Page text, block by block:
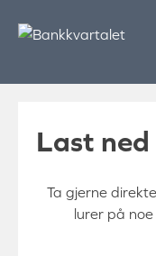
Last ned
Ta gjerne
lurer på